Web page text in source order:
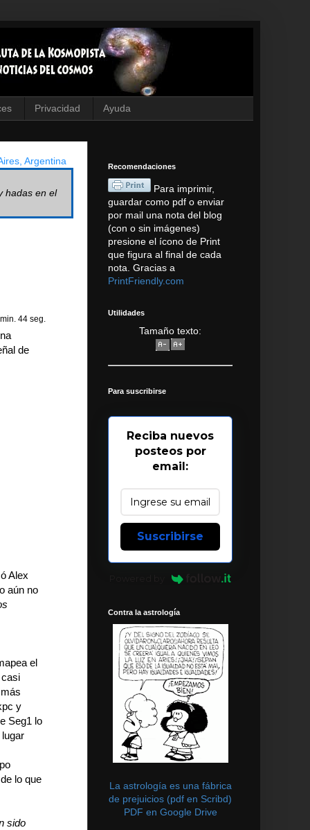
Privacidad Ayuda
Argentina
hadas en el
44 seg.
de
Alex
aún no
el
casi
y
Seg1 lo
lo que
sido
Recomendaciones
Para imprimir,
guardar como pdf o enviar
por mail una nota del blog
(con o sin imágenes)
presione el ícono de Print
que figura al final de cada
nota. Gracias a
PrintFriendly.com
Utilidades
Tamaño texto:
Para suscribirse
Reciba nuevos
posteos por
email:
Suscribirse
Contra la astrología
La astrología es una fábrica
de prejuicios (pdf en Scribd)
PDF en Google Drive